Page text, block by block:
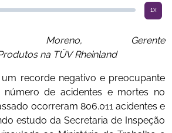
1x
Gerente
na TÜV Rheinland
recorde negativo e preocupante
de acidentes e mortes no
ocorreram 806.011 acidentes e
estudo da Secretaria de Inspeção